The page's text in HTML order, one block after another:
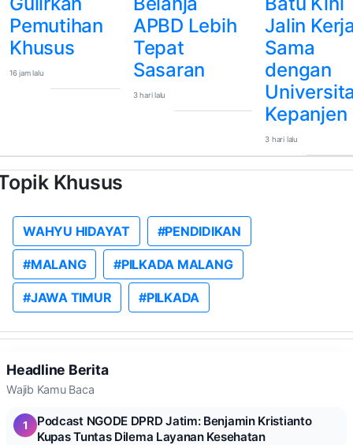
Pemutihan
Khusus
16 jam lalu
APBD Lebih
Tepat
Sasaran
3 hari lalu
Jalin
Sama
dengan
Kepanjen
3 hari lalu
Khusus
WAHYU HIDAYAT #PENDIDIKAN
#MALANG #PILKADA MALANG
#JAWA TIMUR #PILKADA
Headline Berita
Wajib Kamu Baca
1
Podcast NGODE DPRD Jatim: Benjamin Kristianto
Kupas Tuntas Dilema Layanan Kesehatan